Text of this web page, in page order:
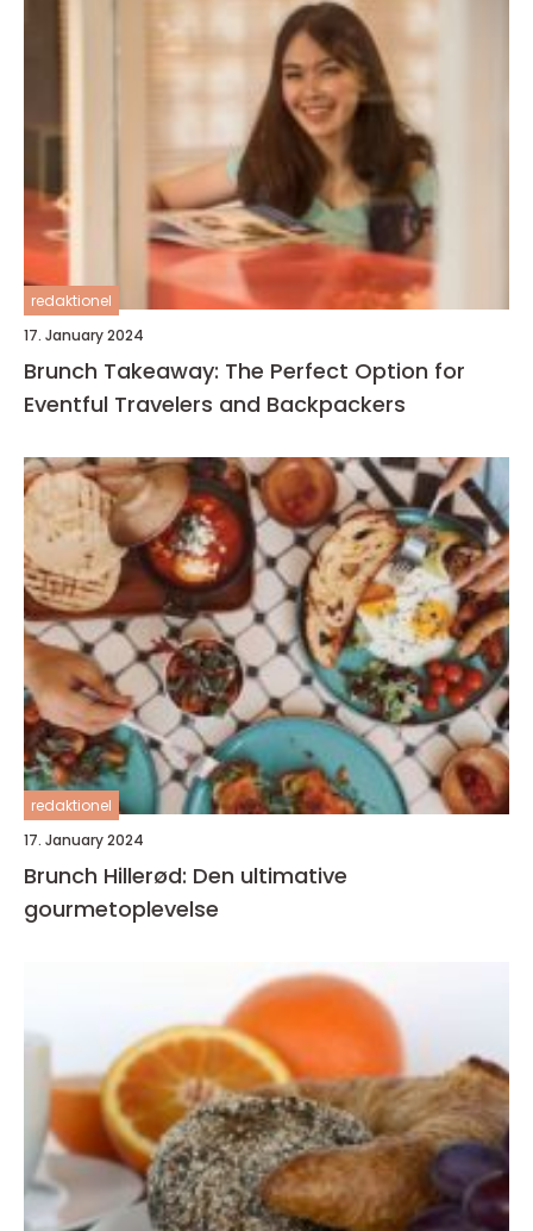
redaktionel
17. January 2024
Brunch Takeaway: The Perfect Option for
Eventful Travelers and Backpackers
redaktionel
17. January 2024
Brunch Hillerød: Den ultimative
gourmetoplevelse